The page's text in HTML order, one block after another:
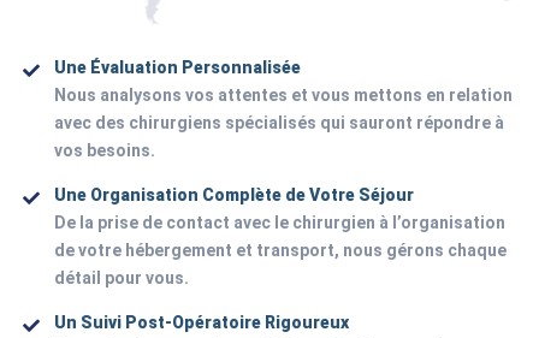
Une Évaluation Personnalisée
Nous analysons vos attentes et vous mettons en relation
avec des chirurgiens spécialisés qui sauront répondre à
vos besoins.
Une Organisation Complète de Votre Séjour
De la prise de contact avec le chirurgien à l’organisation
de votre hébergement et transport, nous gérons chaque
détail pour vous.
Un Suivi Post-Opératoire Rigoureux